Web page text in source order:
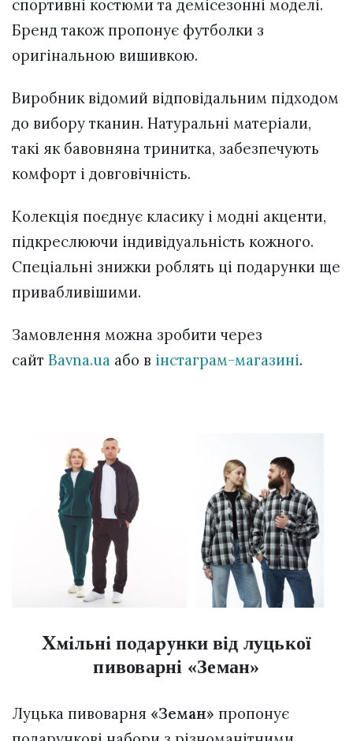
спортивні костюми та демісезонні моделі.
Бренд також пропонує футболки з
оригінальною вишивкою.
Виробник відомий відповідальним підходом
до вибору тканин. Натуральні матеріали,
такі як бавовняна тринитка, забезпечують
комфорт і довговічність.
Колекція поєднує класику і модні акценти,
підкреслюючи індивідуальність кожного.
Спеціальні знижки роблять ці подарунки ще
привабливішими.
Замовлення можна зробити через
сайт Bavna.ua або в інстаграм-магазині.
Хмільні подарунки від луцької
пивоварні «Земан»
Луцька пивоварня «Земан» пропонує